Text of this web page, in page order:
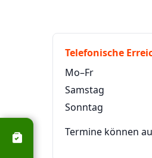
Telefonische
Mo–Fr
Samstag
Sonntag
Termine können